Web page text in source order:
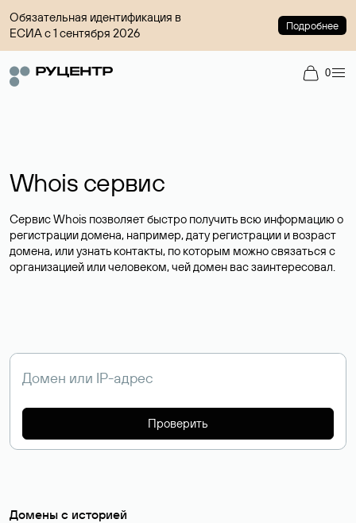
Обязательная идентификация в
ЕСИА с 1 сентября 2026
Подробнее
0
Whois сервис
Сервис Whois позволяет быстро получить всю информацию о
регистрации домена, например, дату регистрации и возраст
домена, или узнать контакты, по которым можно связаться с
организацией или человеком, чей домен вас заинтересовал.
Проверить
Домены с историей